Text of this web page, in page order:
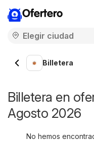
Ofertero
Billetera
Billetera en
Agosto 2026
No hemos